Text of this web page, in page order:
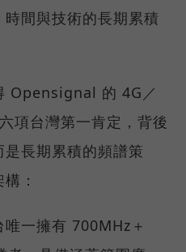
間與技術的長期累積
Opensignal 的 4G／
項台灣第一肯定，背後
長期累積的頻譜策
：
一擁有 700MHz＋